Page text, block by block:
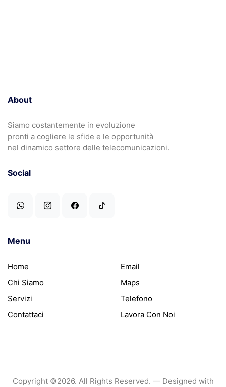
About
Siamo costantemente in evoluzione
pronti a cogliere le sfide e le opportunità
nel dinamico settore delle telecomunicazioni.
Social
Menu
Home
Chi Siamo
Servizi
Contattaci
Email
Maps
Telefono
Lavora Con Noi
Copyright ©2026. All Rights Reserved. — Designed with